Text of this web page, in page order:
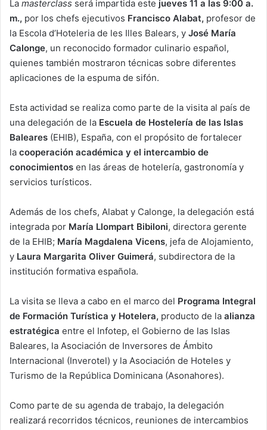
La masterclass será impartida este jueves 11 a las 9:00 a.
m., por los chefs ejecutivos Francisco Alabat, profesor de
la Escola d’Hoteleria de les Illes Balears, y José María
Calonge, un reconocido formador culinario español,
quienes también mostraron técnicas sobre diferentes
aplicaciones de la espuma de sifón.
Esta actividad se realiza como parte de la visita al país de
una delegación de la Escuela de Hostelería de las Islas
Baleares (EHIB), España, con el propósito de fortalecer
la cooperación académica y el intercambio de
conocimientos en las áreas de hotelería, gastronomía y
servicios turísticos.
Además de los chefs, Alabat y Calonge, la delegación está
integrada por María Llompart Bibiloni, directora gerente
de la EHIB; María Magdalena Vicens, jefa de Alojamiento,
y Laura Margarita Oliver Guimerá, subdirectora de la
institución formativa española.
La visita se lleva a cabo en el marco del Programa Integral
de Formación Turística y Hotelera, producto de la alianza
estratégica entre el Infotep, el Gobierno de las Islas
Baleares, la Asociación de Inversores de Ámbito
Internacional (Inverotel) y la Asociación de Hoteles y
Turismo de la República Dominicana (Asonahores).
Como parte de su agenda de trabajo, la delegación
realizará recorridos técnicos, reuniones de intercambios